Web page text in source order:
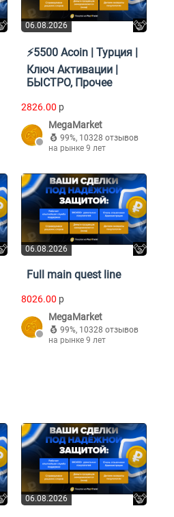
06.08.2026
⚡5500 Acoin | Турция |
Ключ Активации |
БЫСТРО, Прочее
2826.00 p
MegaMarket
99%, 10328 отзывов
на рынке 9 лет
06.08.2026
Full main quest line
8026.00 p
MegaMarket
99%, 10328 отзывов
на рынке 9 лет
06.08.2026